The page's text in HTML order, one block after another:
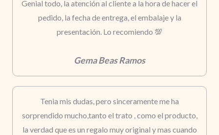
Genial todo, la atención al cliente a la hora de hacer el
pedido, la fecha de entrega, el embalaje y la
presentación. Lo recomiendo 💯
Gema Beas Ramos
Tenia mis dudas, pero sinceramente me ha
sorprendido mucho,tanto el trato , como el producto,
la verdad que es un regalo muy original y mas cuando